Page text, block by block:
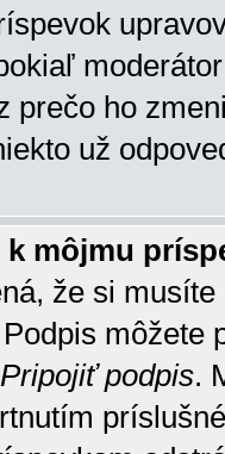
prečo ho
už
môjmu
že si
Podpis môžete
Pripojiť podpis.